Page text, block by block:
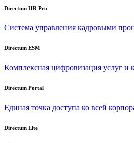
Directum HR Pro
Система управления кадровыми
Directum ESM
Комплексная цифровизация услуг и
Directum Portal
Единая точка доступа ко всей
Directum Lite